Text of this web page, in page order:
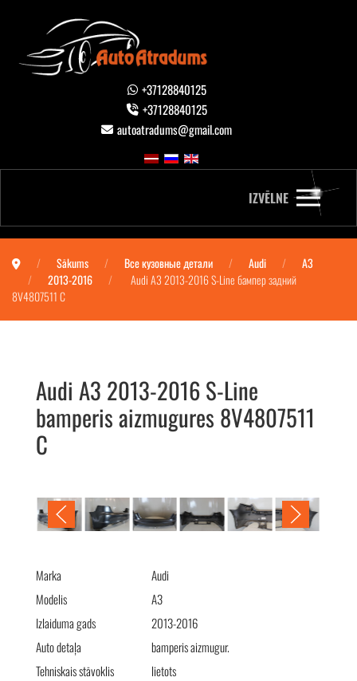
+37128840125
+37128840125
autoatradums@gmail.com
IZVĒLNE
Sākums Все кузовные детали Audi
A3
2013-2016
Audi A3 2013-2016 S-Line бампер задний
8V4807511 C
Audi A3 2013-2016 S-Line
bamperis aizmugures 8V4807511
C
Marka
Audi
Modelis
A3
Izlaiduma gads
2013-2016
Auto detaļa
bamperis aizmugur.
Tehniskais stāvoklis
lietots